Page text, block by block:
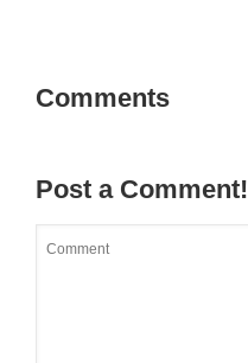
Comments
Post a Comment!